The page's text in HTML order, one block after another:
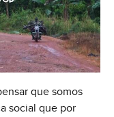
que somos
social que por